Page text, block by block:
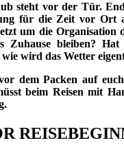
steht vor der Tür.
für die Zeit vor Ort
um die Organisation
Zuhause bleiben?
wird das Wetter
dem Packen auf
beim Reisen mit